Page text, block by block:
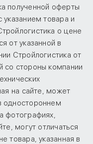
полученной оферты
указанием товара и
о цене
от указанной в
Стройлогистика от
со стороны компании
на сайте, может
одностороннем
фотографиях,
могут отличаться
товара, указанная в